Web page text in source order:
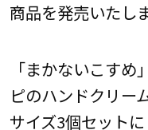
商品を発売いたしま
「まかないこす
ピのハンドクリー
サイズ3個セットに